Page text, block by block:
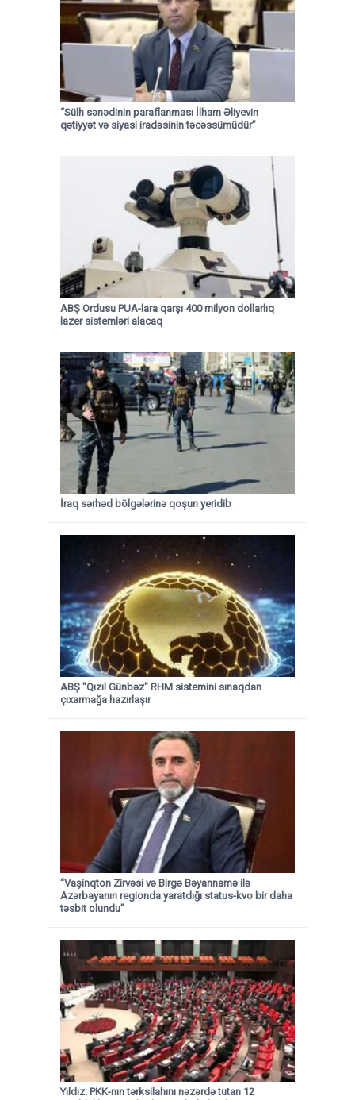
“Sülh sənədinin paraflanması İlham Əliyevin
qətiyyət və siyasi iradəsinin təcəssümüdür”
ABŞ Ordusu PUA-lara qarşı 400 milyon dollarlıq
lazer sistemləri alacaq
İraq sərhəd bölgələrinə qoşun yeridib
ABŞ "Qızıl Günbəz" RHM sistemini sınaqdan
çıxarmağa hazırlaşır
“Vaşinqton Zirvəsi və Birgə Bəyannamə ilə
Azərbayanın regionda yaratdığı status-kvo bir daha
təsbit olundu”
Yıldız: PKK-nın tərksilahını nəzərdə tutan 12